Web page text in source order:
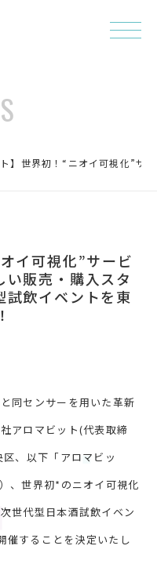
ト】世界初！“ニオイ可視化”
イ可視化”サービ
販売・購入スタ
試飲イベントを東
同センサーを用いた革新
アロマビット(代表取締
、以下「アロマビッ
、世界初*のニオイ可視化
世代型日本酒試飲イベン
催することを決定いたし